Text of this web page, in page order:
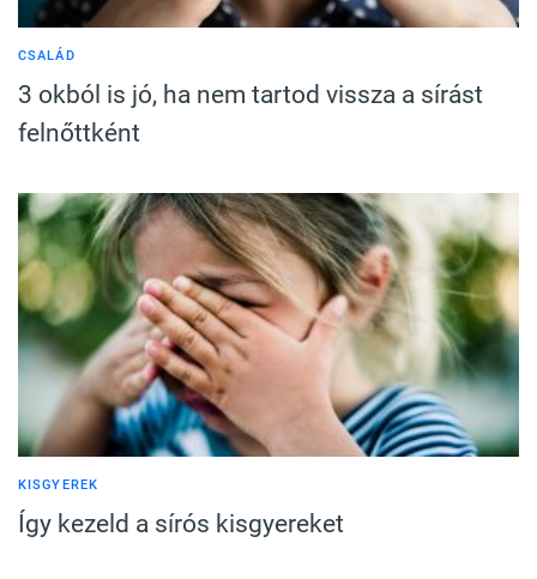
CSALÁD
3 okból is jó, ha nem tartod vissza a sírást
felnőttként
KISGYEREK
Így kezeld a sírós kisgyereket